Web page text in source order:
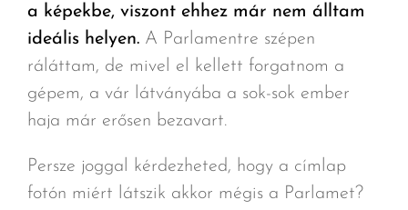
a képekbe, viszont ehhez már nem álltam
ideális helyen.A Parlamentre szépen
ráláttam, de mivel el kellett forgatnom a
gépem, a vár látványába a sok-sok ember
haja már erősen bezavart.
Persze joggal kérdezheted, hogy a címlap
fotón miért látszik akkor mégis a Parlamet?